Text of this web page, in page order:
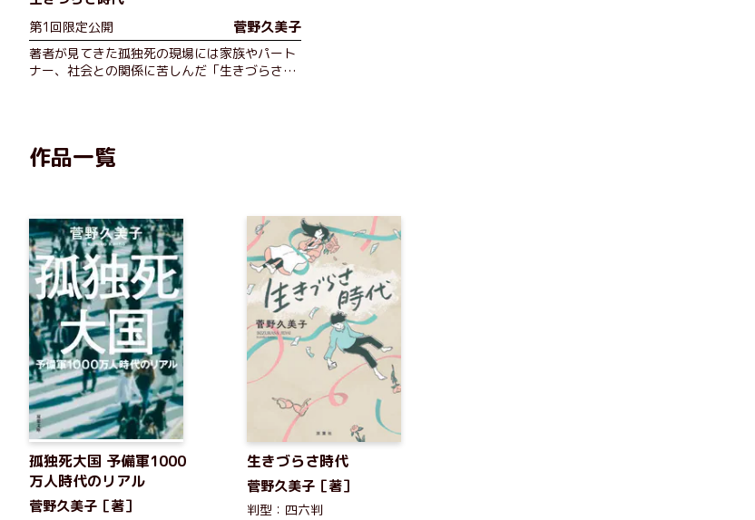
第1回限定公開 菅野久美子
著者が見てきた孤独死の現場には家族やパート
ナー、社会との関係に苦しんだ「生きづらさ」
作品一覧
孤独死大国 予備軍1000
万人時代のリアル
菅野久美子［著］
生きづらさ時代
菅野久美子［著］
判型：四六判